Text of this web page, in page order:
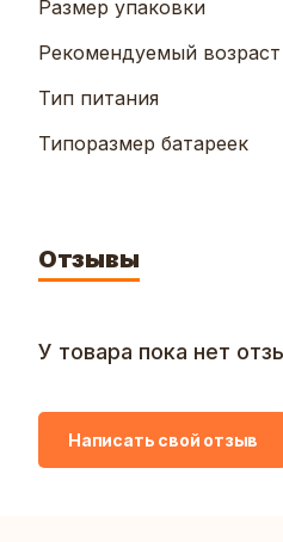
Размер упаковки
Рекомендуемый возраст
Тип питания
Типоразмер батареек
Отзывы
У товара пока нет
Написать свой отзыв